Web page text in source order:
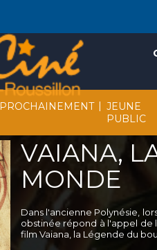
PROCHAINEMENT | JEUNE
PUBLIC
VAIANA,
MONDE
Dans l'ancienne Polynésie,
obstinée répond à l'appel de
film Vaiana, la Légende du